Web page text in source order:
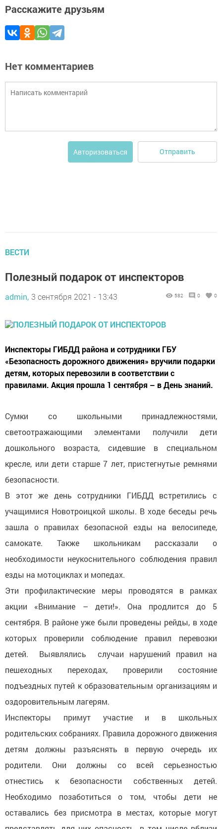
Расскажите друзьям
Нет комментариев
Авторизоваться Отправить
ВЕСТИ
Полезный подарок от инспекторов
admin, 3 сентября 2021 - 13:43 582 0 0
Инспекторы ГИБДД района и сотрудники ГБУ
«Безопасность дорожного движения» вручили подарки
детям, которых перевозили в соответствии с
правилами. Акция прошла 1 сентября – в День знаний.
Сумки со школьными принадлежностями,
светоотражающими элементами получили дети
дошкольного возраста, сидевшие в специальном
кресле, или дети старше 7 лет, пристегнутые ремнями
безопасности.
В этот же день сотрудники ГИБДД встретились с
учащимися Новотроицкой школы. В ходе беседы речь
зашла о правилах безопасной езды на велосипеде,
самокате. Также школьникам рассказали о
необходимости неукоснительного соблюдения правил
езды на мотоциклах и мопедах.
Эти профилактические меры проводятся в рамках
акции «Внимание – дети!». Она продлится до 5
сентября. В районе уже были проведены рейды, в ходе
которых проверили соблюдение правил перевозки
детей. Выявлялись случаи нарушений правил на
пешеходных переходах, проверили состояние
подъездных путей к образовательным организациям и
оздоровительным лагерям.
Инспекторы примут участие и в школьных
родительских собраниях. Правила дорожного движения
детям должны разъяснять в первую очередь их
родители. Они должны со всей серьезностью
отнестись к безопасности собственных детей.
Необходимо позаботиться о том, чтобы дети не
оставались без присмотра в местах, которые могут